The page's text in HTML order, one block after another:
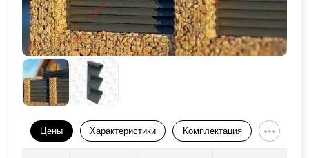
Цены Характеристики Комплектация